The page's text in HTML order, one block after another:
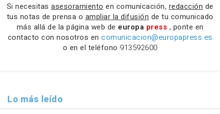
Si necesitas asesoramiento en comunicación, redacción de
tus notas de prensa o ampliar la difusión de tu comunicado
más allá de la página web de europa press , ponte en
contacto con nosotros en comunicacion@europapress.es
o en el teléfono 913592600
Lo más leído